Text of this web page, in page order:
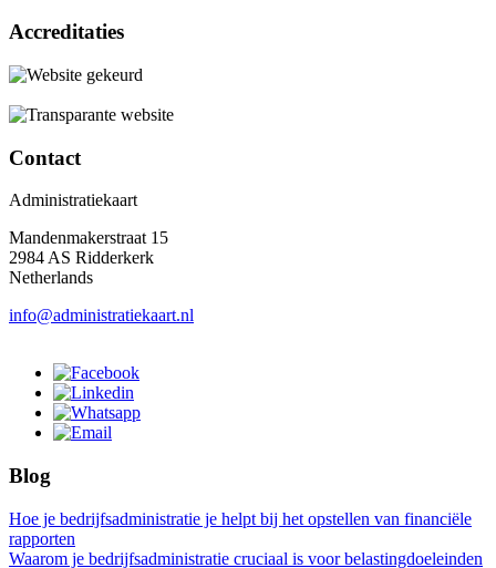
Accreditaties
Contact
Administratiekaart
Mandenmakerstraat 15
2984 AS Ridderkerk
Netherlands
info@administratiekaart.nl
Blog
Hoe je bedrijfsadministratie je helpt bij het opstellen van financiële
rapporten
Waarom je bedrijfsadministratie cruciaal is voor belastingdoeleinden